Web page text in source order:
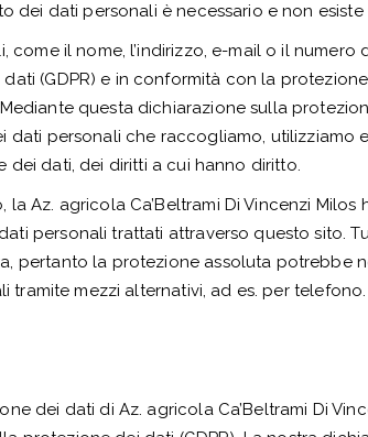
dei dati personali è necessario e non
come il nome, l’indirizzo, e-mail o il
(GDPR) e in conformità con la
Mediante questa dichiarazione sulla
dati personali che raccogliamo,
dei dati, dei diritti a cui hanno diritto.
Az. agricola Ca’Beltrami Di Vincenzi
personali trattati attraverso questo sito.
pertanto la protezione assoluta potrebbe
tramite mezzi alternativi, ad es. per telefono.
dei dati di Az. agricola Ca’Beltrami Di